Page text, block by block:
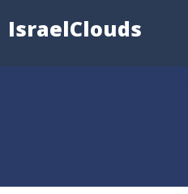
IsraelClouds